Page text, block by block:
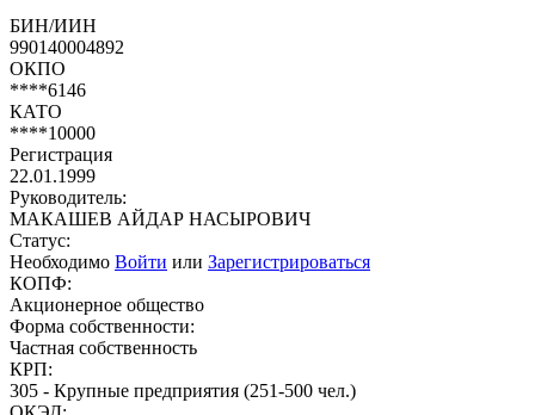
БИН/ИИН
990140004892
ОКПО
****6146
КАТО
****10000
Регистрация
22.01.1999
Руководитель:
МАКАШЕВ АЙДАР НАСЫРОВИЧ
Статус:
Необходимо Войти или Зарегистрироваться
КОПФ:
Акционерное общество
Форма собственности:
Частная собственность
КРП:
305 - Крупные предприятия (251-500 чел.)